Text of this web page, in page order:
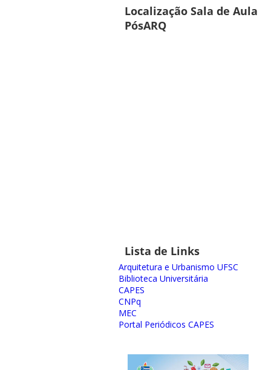
Localização Sala de Aula
PósARQ
Lista de Links
Arquitetura e Urbanismo UFSC
Biblioteca Universitária
CAPES
CNPq
MEC
Portal Periódicos CAPES